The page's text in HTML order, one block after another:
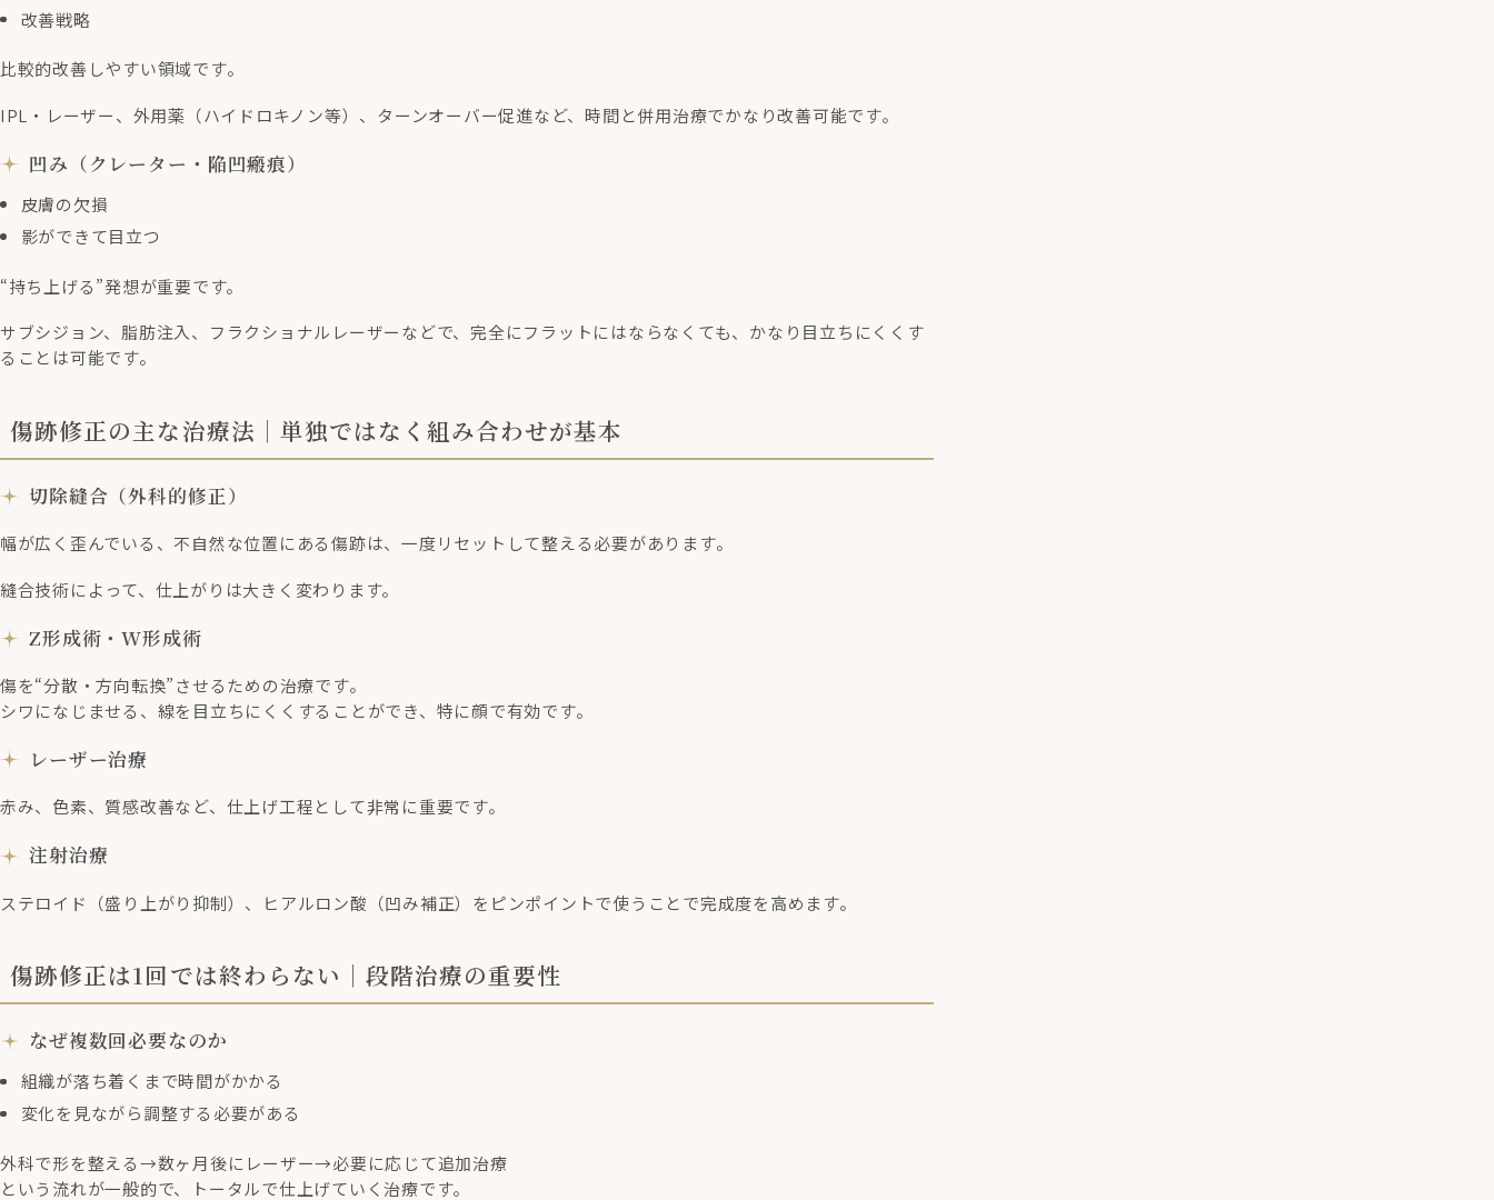
改善戦略
比較的改善しやすい領域です。
IPL・レーザー、外用薬（ハイドロキノン等）、ターンオーバー促進など、時間と併用治療でかなり改善可能です。
凹み（クレーター・陥凹瘢痕）
皮膚の欠損
影ができて目立つ
“持ち上げる”発想が重要です。
サブシジョン、脂肪注入、フラクショナルレーザーなどで、完全にフラットにはならなくても、かなり目立ちにくくす
ることは可能です。
傷跡修正の主な治療法｜単独ではなく組み合わせが基本
切除縫合（外科的修正）
幅が広く歪んでいる、不自然な位置にある傷跡は、一度リセットして整える必要があります。
縫合技術によって、仕上がりは大きく変わります。
Z形成術・W形成術
傷を“分散・方向転換”させるための治療です。
シワになじませる、線を目立ちにくくすることができ、特に顔で有効です。
レーザー治療
赤み、色素、質感改善など、仕上げ工程として非常に重要です。
注射治療
ステロイド（盛り上がり抑制）、ヒアルロン酸（凹み補正）をピンポイントで使うことで完成度を高めます。
傷跡修正は1回では終わらない｜段階治療の重要性
なぜ複数回必要なのか
組織が落ち着くまで時間がかかる
変化を見ながら調整する必要がある
外科で形を整える→数ヶ月後にレーザー→必要に応じて追加治療
という流れが一般的で、トータルで仕上げていく治療です。